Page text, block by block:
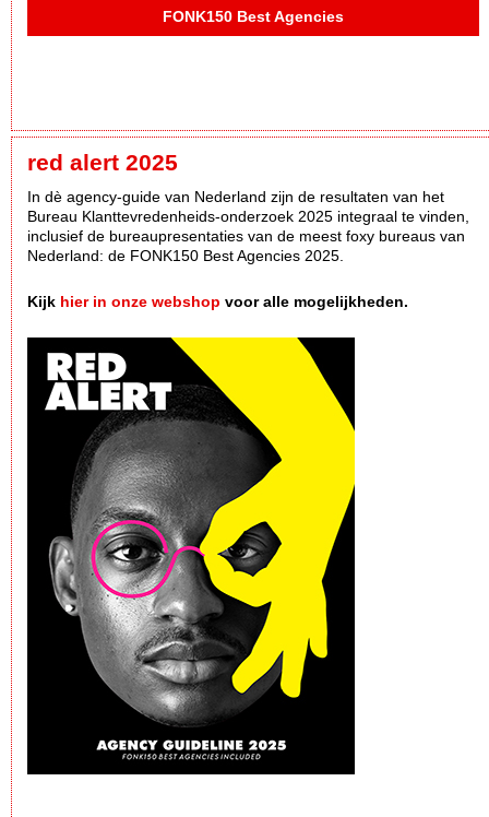
FONK150 Best Agencies
red alert 2025
In dè agency-guide van Nederland zijn de resultaten van het
Bureau Klanttevredenheids-onderzoek 2025 integraal te vinden,
inclusief de bureaupresentaties van de meest foxy bureaus van
Nederland: de FONK150 Best Agencies 2025.
Kijk hier in onze webshop voor alle mogelijkheden.